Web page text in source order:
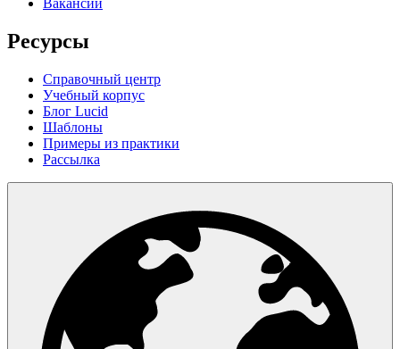
Вакансии
Ресурсы
Справочный центр
Учебный корпус
Блог Lucid
Шаблоны
Примеры из практики
Рассылка